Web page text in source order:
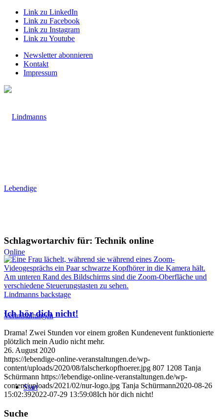
Link zu LinkedIn
Link zu Facebook
Link zu Instagram
Link zu Youtube
Newsletter abonnieren
Kontakt
Impressum
Lebendige
Online
Veranstaltungen
Start
Schlagwortarchiv für: Technik online
Lindmanns backstage
Ich hör dich nicht!
Drama! Zwei Stunden vor einem großen Kundenevent funktionierte
plötzlich mein Audio nicht mehr.
26. August 2020
https://lebendige-online-veranstaltungen.de/wp-
content/uploads/2020/08/falscherkopfhoerer.jpg 807 1208 Tanja
Schürmann https://lebendige-online-veranstaltungen.de/wp-
content/uploads/2021/02/nur-logo.jpg Tanja Schürmann2020-08-26
15:02:392022-07-29 13:59:08Ich hör dich nicht!
Suche